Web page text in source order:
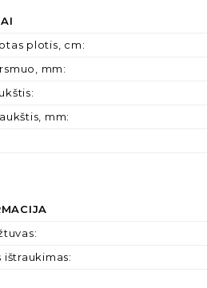
plotis, cm:
mm:
:
mm:
:
ištraukimas: